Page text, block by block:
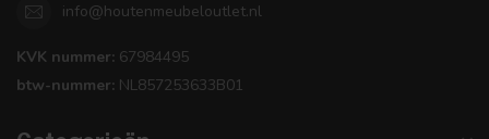
info@houtenmeubeloutlet.nl
KVK nummer: 67984495
btw-nummer: NL857253633B01